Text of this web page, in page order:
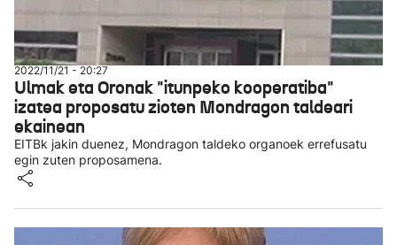
2022/11/21 - 20:27
Ulmak eta Oronak "itunpeko kooperatiba"
izatea proposatu zioten Mondragon taldeari
ekainean
EITBk jakin duenez, Mondragon taldeko organoek errefusatu
egin zuten proposamena.